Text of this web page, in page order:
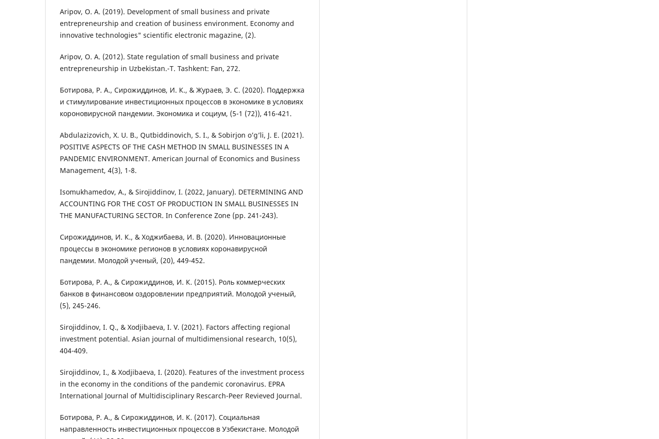
Aripov, O. A. (2019). Development of small business and private
entrepreneurship and creation of business environment. Economy and
innovative technologies" scientific electronic magazine, (2).
Aripov, O. A. (2012). State regulation of small business and private
entrepreneurship in Uzbekistan.-T. Tashkent: Fan, 272.
Ботирова, Р. А., Сирожиддинов, И. К., & Жураев, Э. С. (2020). Поддержка
и стимулирование инвестиционных процессов в экономике в условиях
короновирусной пандемии. Экономика и социум, (5-1 (72)), 416-421.
Abdulazizovich, X. U. B., Qutbiddinovich, S. I., & Sobirjon o’g’li, J. E. (2021).
POSITIVE ASPECTS OF THE CASH METHOD IN SMALL BUSINESSES IN A
PANDEMIC ENVIRONMENT. American Journal of Economics and Business
Management, 4(3), 1-8.
Isomukhamedov, A., & Sirojiddinov, I. (2022, January). DETERMINING AND
ACCOUNTING FOR THE COST OF PRODUCTION IN SMALL BUSINESSES IN
THE MANUFACTURING SECTOR. In Conference Zone (pp. 241-243).
Сирожиддинов, И. К., & Ходжибаева, И. В. (2020). Инновационные
процессы в экономике регионов в условиях коронавирусной
пандемии. Молодой ученый, (20), 449-452.
Ботирова, Р. А., & Сирожиддинов, И. К. (2015). Роль коммерческих
банков в финансовом оздоровлении предприятий. Молодой ученый,
(5), 245-246.
Sirojiddinov, I. Q., & Xodjibaeva, I. V. (2021). Factors affecting regional
investment potential. Asian journal of multidimensional research, 10(5),
404-409.
Sirojiddinov, I., & Xodjibaeva, I. (2020). Features of the investment process
in the economy in the conditions of the pandemic coronavirus. EPRA
International Journal of Multidisciplinary Rescarch-Peer Revieved Journal.
Ботирова, Р. А., & Сирожиддинов, И. К. (2017). Социальная
направленность инвестиционных процессов в Узбекистане. Молодой